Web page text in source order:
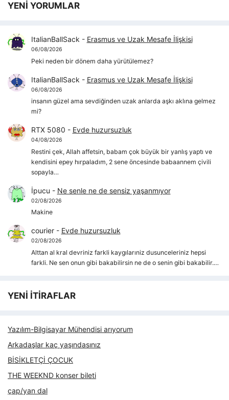
YENİ YORUMLAR
ItalianBallSack - Erasmus ve Uzak Mesafe İlişkisi
06/08/2026
Peki neden bir dönem daha yürütülemez?
ItalianBallSack - Erasmus ve Uzak Mesafe İlişkisi
06/08/2026
insanın güzel ama sevdiğinden uzak anlarda aşkı aklına gelmez
mi?
RTX 5080 - Evde huzursuzluk
04/08/2026
Restini çek, Allah affetsin, babam çok büyük bir yanlış yaptı ve
kendisini epey hırpaladım, 2 sene öncesinde babaannem çivili
sopayla…
İpucu - Ne senle ne de sensiz yaşanmıyor
02/08/2026
Makine
courier- Evde huzursuzluk
02/08/2026
Alttan al kral devriniz farkli kaygılarıniz dusunceleriniz hepsi
farkli. Ne sen onun gibi bakabilirsin ne de o senin gibi bakabilir.…
YENİ İTİRAFLAR
Yazılım-Bilgisayar Mühendisi arıyorum
Arkadaşlar kaç yaşındasınız
BİSİKLETÇİ ÇOCUK
THE WEEKND konser bileti
çap/yan dal